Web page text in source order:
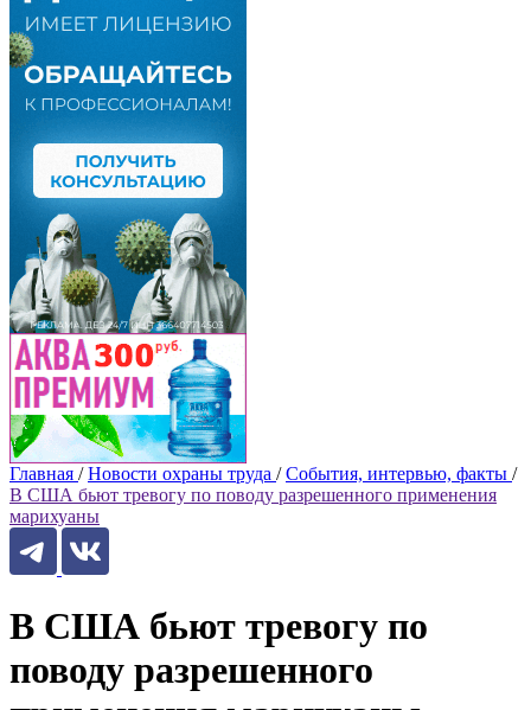
Главная / Новости охраны труда / События, интервью, факты /
В США бьют тревогу по поводу разрешенного применения
марихуаны
В США бьют тревогу по
поводу разрешенного